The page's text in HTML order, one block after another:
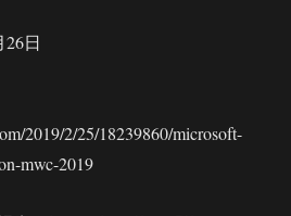
日
2019/2/25/18239860/microsoft-
mwc-2019